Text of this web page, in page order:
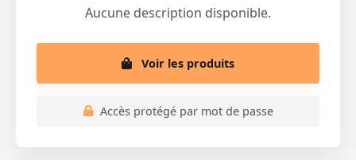
Aucune description disponible.
Voir les produits
Accès protégé par mot de passe